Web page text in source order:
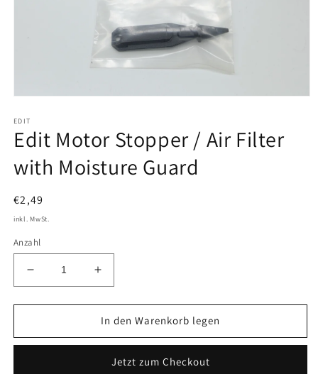
in
Modal
öffnen
EDIT
Edit Motor Stopper / Air Filter
with Moisture Guard
Normaler
Preis
€2,49
inkl. MwSt.
Anzahl
Verringere
die
Menge
Edit
Erhöhe
die
Menge
für
Edit
Stopper
In den Warenkorb legen
Jetzt zum Checkout